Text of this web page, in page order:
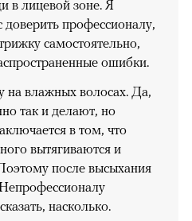
в лицевой зоне. Я
профессионалу,
самостоятельно,
ошибки.
на влажных волосах. Да,
так и делают, но
в том, что
вытягиваются и
после высыхания
насколько.